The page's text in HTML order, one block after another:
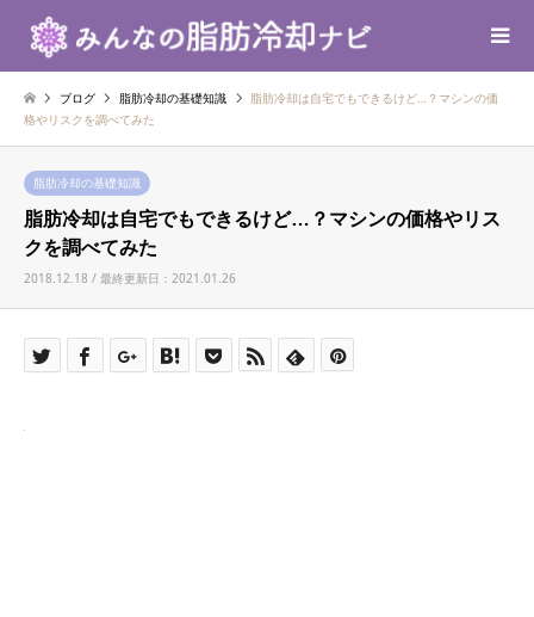
ブログ 脂肪冷却の基礎知識
脂肪冷却は自宅でもできるけど…？マシンの価
格やリスクを調べてみた
脂肪冷却の基礎知識
脂肪冷却は自宅でもできるけど…？マシンの価格やリス
クを調べてみた
2018.12.18 / 最終更新日：2021.01.26